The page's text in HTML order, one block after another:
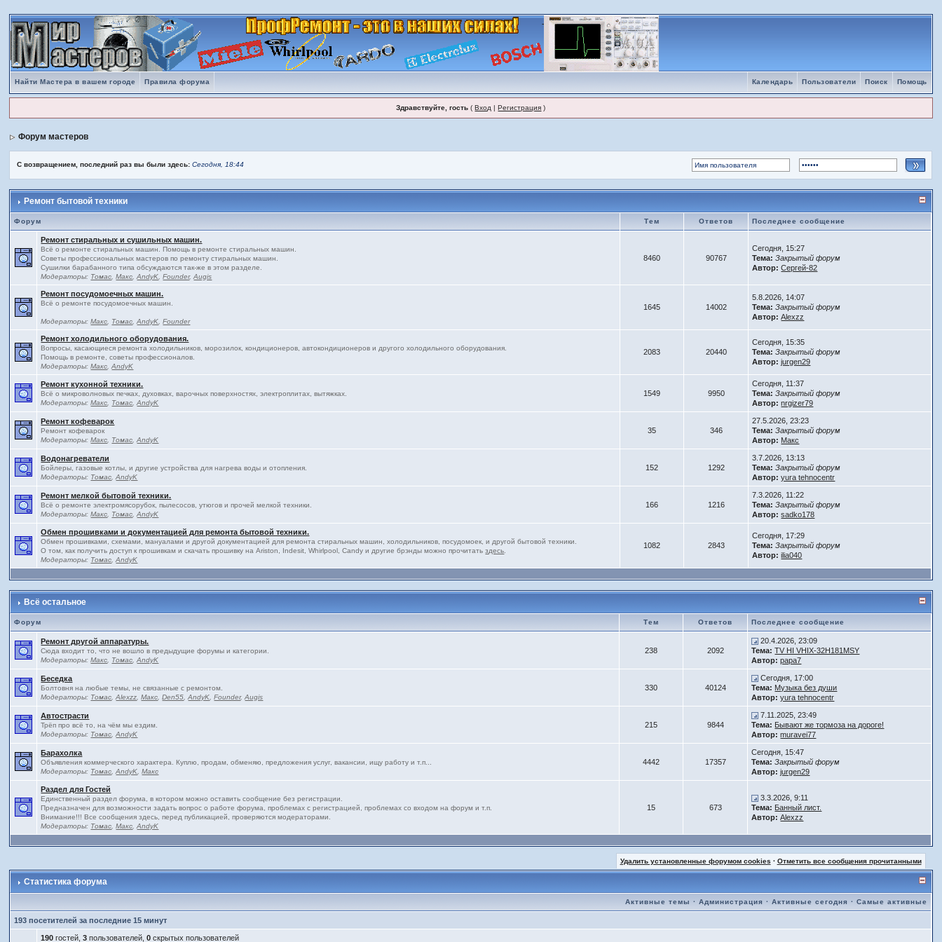
Найти Мастера в вашем городе Правила форума Помощь
Поиск
Пользователи
Календарь
Здравствуйте, гость (Вход |Регистрация )
Форум мастеров
С возвращением, последний раз вы были здесь:Сегодня, 18:44
Ремонт бытовой техники
Форум Тем Ответов Последнее сообщение
Ремонт стиральных и сушильных машин.
Всё о ремонте стиральных машин. Помощь в ремонте стиральных машин.
Советы профессиональных мастеров по ремонту стиральных машин.
Сушилки барабанного типа обсуждаются так-же в этом разделе.
Модераторы: Томас ,Макс ,AndyK ,Founder,Augis
8460 90767
Сегодня, 15:27
Тема: Закрытый форум
Автор: Сергей-82
Ремонт посудомоечных машин.
Всё о ремонте посудомоечных машин.
Модераторы:Макс Томас ,AndyK ,Founder
1645 14002
5.8.2026, 14:07
Тема: Закрытый форум
Автор: Alexzz
Ремонт холодильного оборудования.
Вопросы, касающиеся ремонта холодильников, морозилок, кондиционеров, автокондиционеров и другого холодильного оборудования.
Помощь в ремонте, советы профессионалов.
Модераторы:Макс ,AndyK
2083 20440
Сегодня, 15:35
Тема: Закрытый форум
Автор: jurgen29
Ремонт кухонной техники.
Всё о микроволновых печках, духовках, варочных поверхностях, электроплитах, вытяжках.
Модераторы:Макс Томас ,AndyK
1549 9950
Сегодня, 11:37
Тема: Закрытый форум
Автор: nrgizer79
Ремонт кофеварок
Ремонт кофеварок
Модераторы:Макс Томас ,AndyK
35 346
27.5.2026, 23:23
Тема: Закрытый форум
Автор: Макс
Водонагреватели
Бойлеры, газовые котлы, и другие устройства для нагрева воды и отопления.
Модераторы: Томас ,AndyK
152 1292
3.7.2026, 13:13
Тема: Закрытый форум
Автор: yura tehnocentr
Ремонт мелкой бытовой техники.
Всё о ремонте электромясорубок, пылесосов, утюгов и прочей мелкой техники.
Модераторы:Макс Томас ,AndyK
166 1216
7.3.2026, 11:22
Тема: Закрытый форум
Автор: sadko178
Обмен прошивками и документацией для ремонта бытовой техники.
Обмен прошивками, схемами, мануалами и другой документацией для ремонта стиральных машин, холодильников, посудомоек, и другой бытовой техники.
О том, как получить доступ к прошивкам и скачать прошивку на Ariston, Indesit, Whirlpool, Candy и другие брэнды можно прочитатьздесь
Модераторы: Томас ,AndyK
1082 2843
Сегодня, 17:29
Тема: Закрытый форум
Автор: ilia040
Всё остальное
Форум Тем Ответов Последнее сообщение
Ремонт другой аппаратуры.
Сюда входит то, что не вошло в предыдущие форумы и категории.
Модераторы:Макс Томас ,AndyK
238 2092
20.4.2026, 23:09
Тема: TV HI VHIX-32H181MSY
Автор: papa7
Беседка
Болтовня на любые темы, не связанные с ремонтом.
Модераторы: Томас ,Alexzz ,Макс ,Den55 ,AndyK ,Founder,Augis
330 40124
Сегодня, 17:00
Тема: Музыка без души
Автор: yura tehnocentr
Автострасти
Трёп про всё то, на чём мы ездим.
Модераторы: Томас ,AndyK
215 9844
7.11.2025, 23:49
Тема: Бывают же тормоза на дороге!
Автор: muravei77
Барахолка
Объявления коммерческого характера. Куплю, продам, обменяю, предложения услуг, вакансии, ищу работу и т.п...
Модераторы: Томас ,AndyK ,Макс
4442 17357
Сегодня, 15:47
Тема: Закрытый форум
Автор: jurgen29
Раздел для Гостей
Единственный раздел форума, в котором можно оставить сообщение без регистрации.
Предназначен для возможности задать вопрос о работе форума, проблемах с регистрацией, проблемах со входом на форум и т.п.
Внимание!!! Все сообщения здесь, перед публикацией, проверяются модераторами.
Модераторы: Томас ,Макс ,AndyK
15 673
3.3.2026, 9:11
Тема: Банный лист.
Автор: Alexzz
Удалить установленные форумом cookies · Отметить все сообщения прочитанными
Статистика форума
Активные темы ·Администрация ·Активные сегодня ·Самые активные
193 посетителей за последние 15 минут
190 гостей,3 пользователей,0 скрытых пользователей